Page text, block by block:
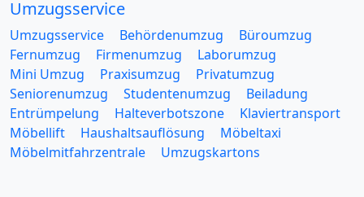
Umzugsservice
Umzugsservice Behördenumzug
Büroumzug
Fernumzug
Firmenumzug
Laborumzug
Mini Umzug
Praxisumzug
Privatumzug
Seniorenumzug
Studentenumzug
Beiladung
Entrümpelung
Halteverbotszone
Klaviertransport
Möbellift
Haushaltsauflösung
Möbeltaxi
Möbelmitfahrzentrale
Umzugskartons